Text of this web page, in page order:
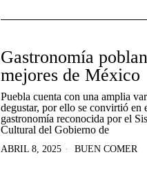
Gastronomía
mejores de México
Puebla cuenta con una amplia
degustar, por ello se convirtió en
gastronomía reconocida por el
Cultural del Gobierno de
ABRIL 8, 2025 BUEN COMER